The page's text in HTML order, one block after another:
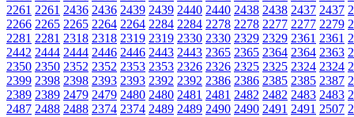
2261 2261 2436 2436 2439 2439 2440 2440 2438 2438 2437 2437
2266 2265 2265 2264 2264 2284 2284 2278 2278 2277 2277 2279
2281 2281 2318 2318 2319 2319 2330 2330 2329 2329 2361 2361
2442 2444 2444 2446 2446 2443 2443 2365 2365 2364 2364 2363
2350 2350 2352 2352 2353 2353 2326 2326 2325 2325 2324 2324
2399 2398 2398 2393 2393 2392 2392 2386 2386 2385 2385 2387
2389 2389 2479 2479 2480 2480 2481 2481 2482 2482 2483 2483
2487 2488 2488 2374 2374 2489 2489 2490 2490 2491 2491 2507